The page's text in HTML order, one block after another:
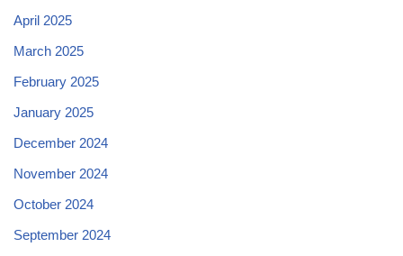
April 2025
March 2025
February 2025
January 2025
December 2024
November 2024
October 2024
September 2024